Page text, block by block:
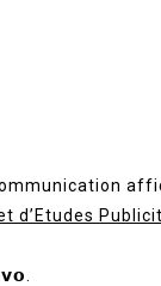
d’Etudes